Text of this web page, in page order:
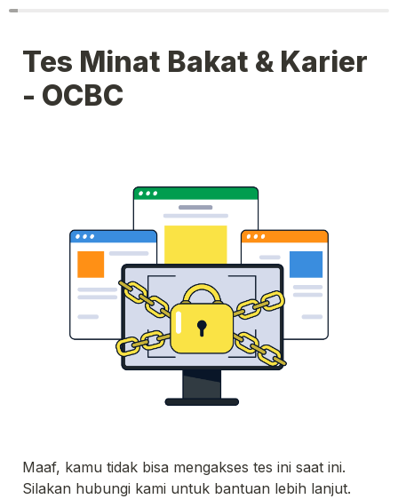
Tes Minat Bakat & Karier
- OCBC
Maaf, kamu tidak bisa mengakses tes ini saat ini.
Silakan hubungi kami untuk bantuan lebih lanjut.